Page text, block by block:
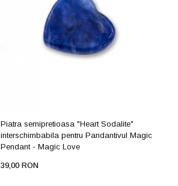
Piatra semipretioasa "Heart Sodalite"
interschimbabila pentru Pandantivul Magic
Pendant - Magic Love
39,00 RON